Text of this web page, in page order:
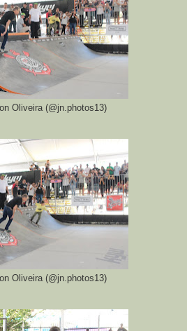
Oliveira (@jn.photos13)
Oliveira (@jn.photos13)